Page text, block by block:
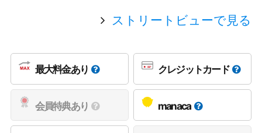
ストリートビューで見る
最大料金あり クレジットカード
会員特典あり manaca